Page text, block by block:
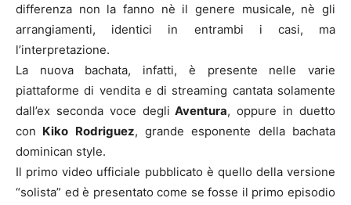
differenza non la fanno nè il genere musicale, nè gli
arrangiamenti, identici in entrambi i casi, ma
l’interpretazione.
La nuova bachata, infatti, è presente nelle varie
piattaforme di vendita e di streaming cantata solamente
dall’ex seconda voce degli Aventura, oppure in duetto
con Kiko Rodriguez, grande esponente della bachata
dominican style.
Il primo video ufficiale pubblicato è quello della versione
“solista” ed è presentato come se fosse il primo episodio